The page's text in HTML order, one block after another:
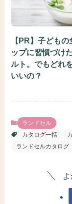
【PR】子ども
ップに習慣づけ
ルト。でもどれ
いいの？
ランドセル
カタログ一括
ランドセルカタログ